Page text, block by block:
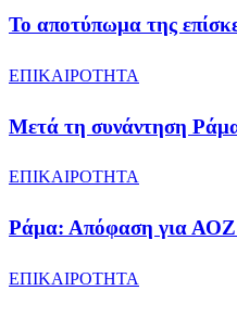
Το αποτύπωμα της
ΕΠΙΚΑΙΡΟΤΗΤΑ
Μετά τη συνάντηση
ΕΠΙΚΑΙΡΟΤΗΤΑ
Ράμα: Απόφαση για ΑΟΖ
ΕΠΙΚΑΙΡΟΤΗΤΑ